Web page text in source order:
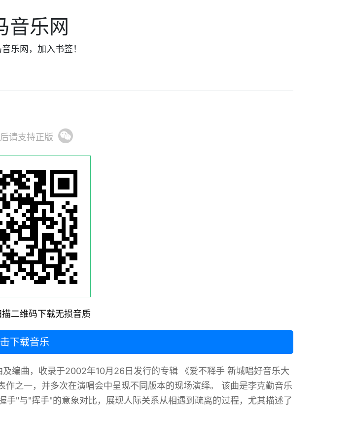
音乐网
乐网，加入书签！
请支持正版
二维码下载无损音质
下载音乐
编曲，收录于2002年10月26日发行的专辑 《爱不释手 新城唱好音乐大
之一，并多次在演唱会中呈现不同版本的现场演绎。 ‌该曲是李克勤音乐
"与"挥手"的意象对比，展现人际关系从相遇到疏离的过程，尤其描述了